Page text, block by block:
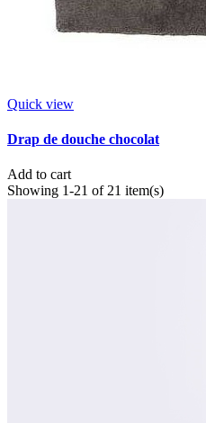
Quick view
Drap de douche chocolat
Add to cart
Showing 1-21 of 21 item(s)